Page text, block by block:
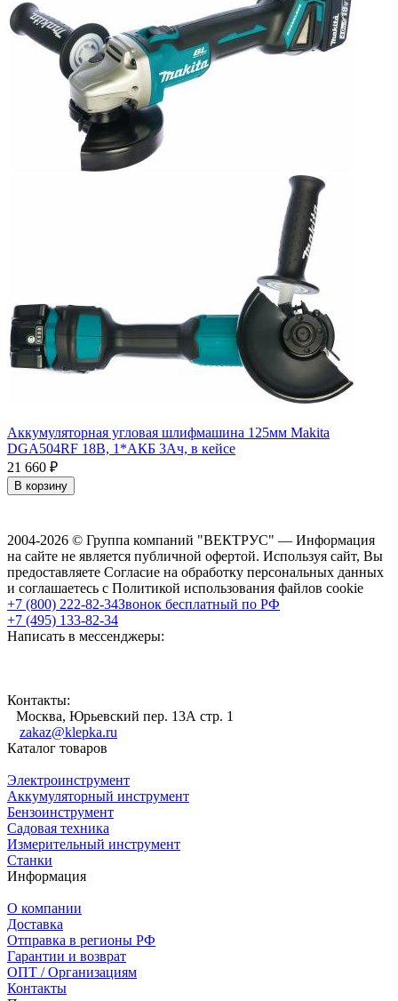
Аккумуляторная угловая шлифмашина 125мм Makita
DGA504RF 18В, 1*АКБ 3Ач, в кейсе
21 660 ₽
В корзину
2004-2026 © Группа компаний "ВЕКТРУС" — Информация
на сайте не является публичной офертой. Используя сайт, Вы
предоставляете Согласие на обработку персональных данных
и соглашаетесь с Политикой использования файлов cookie
+7 (800) 222-82-34Звонок бесплатный по РФ
+7 (495) 133-82-34
Написать в мессенджеры:
Контакты:
Москва, Юрьевский пер. 13А стр. 1
zakaz@klepka.ru
Каталог товаров
Электроинструмент
Аккумуляторный инструмент
Бензоинструмент
Садовая техника
Измерительный инструмент
Станки
Информация
О компании
Доставка
Отправка в регионы РФ
Гарантии и возврат
ОПТ / Организациям
Контакты